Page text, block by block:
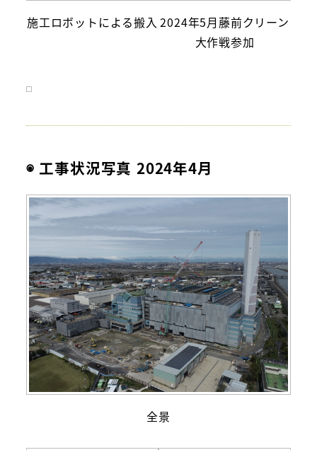
施工ロボットによる搬入 2024年5月藤前クリーン
大作戦参加
◉ 工事状況写真 2024年4月
全景